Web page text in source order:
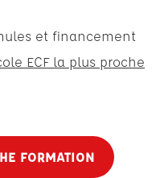
et financement
ECF la plus proche
FORMATION